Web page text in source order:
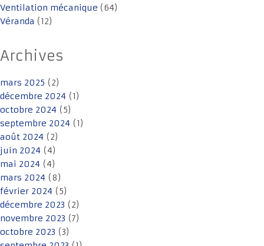
Ventilation mécanique (64)
Véranda (12)
Archives
mars 2025 (2)
décembre 2024 (1)
octobre 2024 (5)
septembre 2024 (1)
août 2024 (2)
juin 2024 (4)
mai 2024 (4)
mars 2024 (8)
février 2024 (5)
décembre 2023 (2)
novembre 2023 (7)
octobre 2023 (3)